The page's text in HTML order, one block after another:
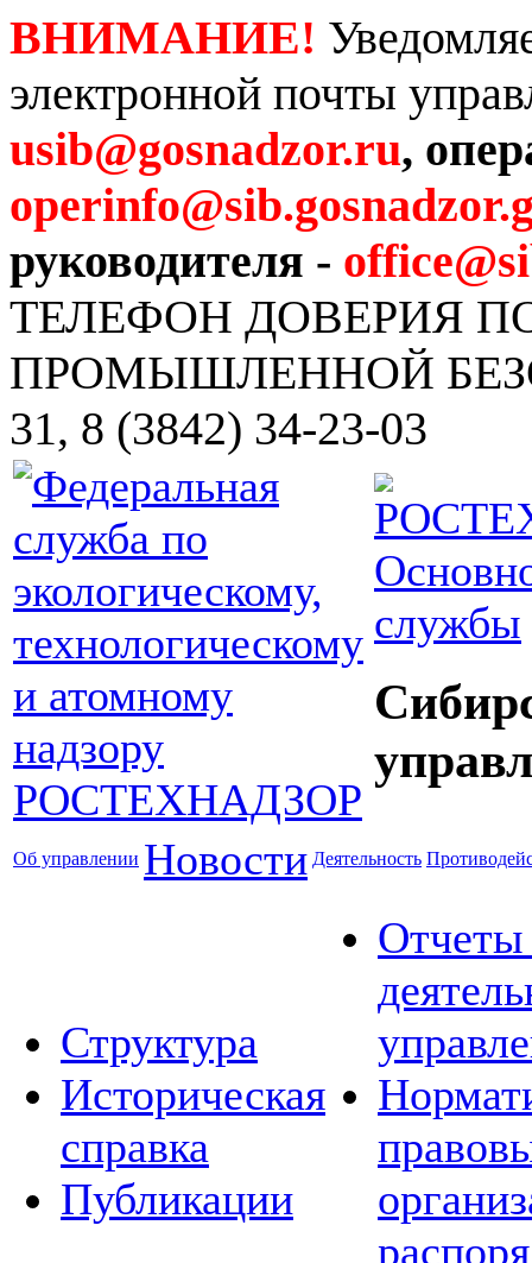
ВНИМАНИЕ!
электронной почты
usib@gosnadzor.ru,
руководителя -
ТЕЛЕФОН ДОВЕРИЯ
ПРОМЫШЛЕННОЙ
31, 8 (3842) 34-23-03
службы
Об управлении Новости Деятельность
Структура
Историческая
справка
Публикации
Отчеты